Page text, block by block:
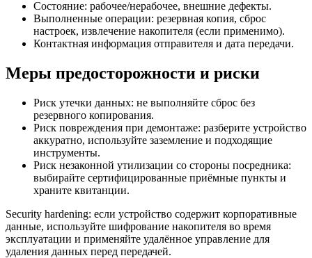
Состояние: рабочее/нерабочее, внешние дефекты.
Выполненные операции: резервная копия, сброс
настроек, извлечение накопителя (если применимо).
Контактная информация отправителя и дата передачи.
Меры предосторожности и риски
Риск утечки данных: не выполняйте сброс без
резервного копирования.
Риск повреждения при демонтаже: разберите устройство
аккуратно, используйте заземление и подходящие
инструменты.
Риск незаконной утилизации со стороны посредника:
выбирайте сертифицированные приёмные пункты и
храните квитанции.
Security hardening: если устройство содержит корпоративные
данные, используйте шифрование накопителя во время
эксплуатации и применяйте удалённое управление для
удаления данных перед передачей.